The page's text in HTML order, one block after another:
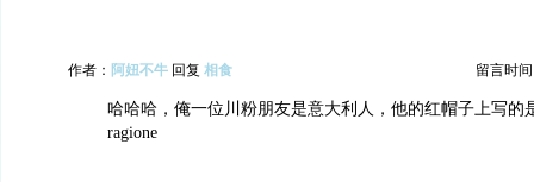
作者： 阿妞不牛 回复 相食 留言时间
哈哈哈，俺一位川粉朋友是意大利人，他的红帽子上写的
ragione